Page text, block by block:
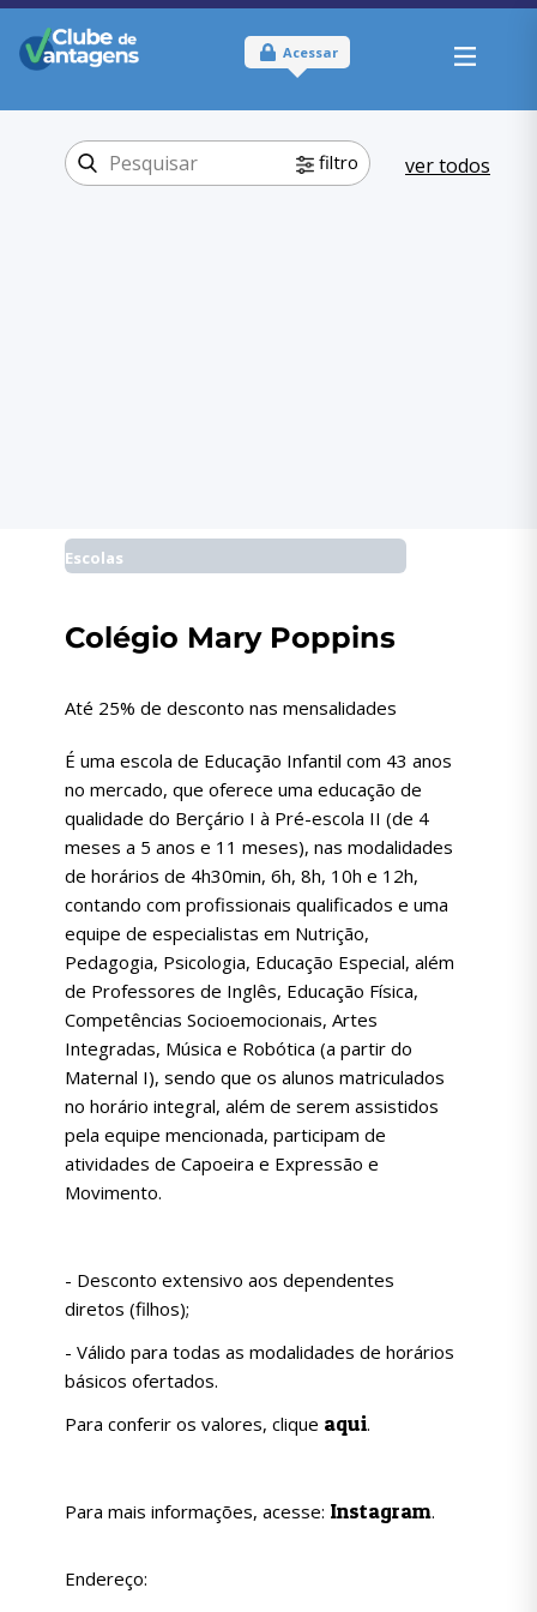
Acessar
filtro ver todos
Escolas
Colégio Mary Poppins
Até 25% de desconto nas mensalidades
É uma escola de Educação Infantil com 43 anos
no mercado, que oferece uma educação de
qualidade do Berçário I à Pré-escola II (de 4
meses a 5 anos e 11 meses), nas modalidades
de horários de 4h30min, 6h, 8h, 10h e 12h,
contando com profissionais qualificados e uma
equipe de especialistas em Nutrição,
Pedagogia, Psicologia, Educação Especial, além
de Professores de Inglês, Educação Física,
Competências Socioemocionais, Artes
Integradas, Música e Robótica (a partir do
Maternal I), sendo que os alunos matriculados
no horário integral, além de serem assistidos
pela equipe mencionada, participam de
atividades de Capoeira e Expressão e
Movimento.
- Desconto extensivo aos dependentes
diretos (filhos);
- Válido para todas as modalidades de horários
básicos ofertados.
Para conferir os valores, clique aqui.
Para mais informações, acesse: Instagram.
Endereço: